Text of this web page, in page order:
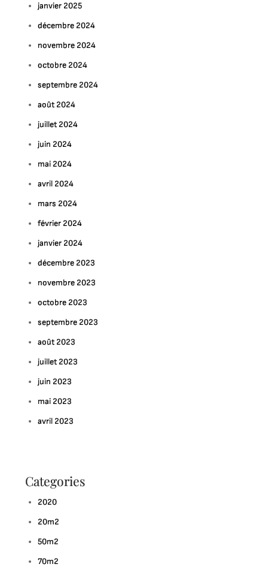
janvier 2025
décembre 2024
novembre 2024
octobre 2024
septembre 2024
août 2024
juillet 2024
juin 2024
mai 2024
avril 2024
mars 2024
février 2024
janvier 2024
décembre 2023
novembre 2023
octobre 2023
septembre 2023
août 2023
juillet 2023
juin 2023
mai 2023
avril 2023
Categories
2020
20m2
50m2
70m2